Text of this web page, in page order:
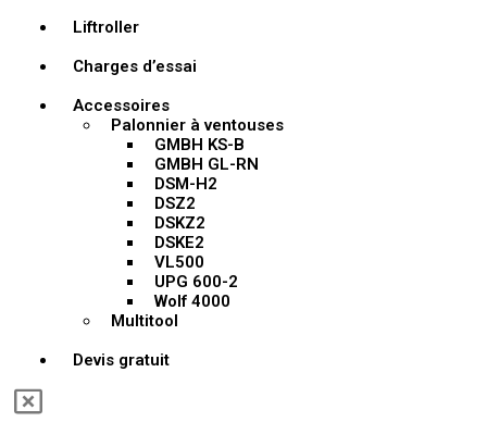
Liftroller
Charges d’essai
Accessoires
Palonnier à ventouses
GMBH KS-B
GMBH GL-RN
DSM-H2
DSZ2
DSKZ2
DSKE2
VL500
UPG 600-2
Wolf 4000
Multitool
Devis gratuit